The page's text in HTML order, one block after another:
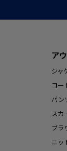
ア
ジャ
コー
パン
スカ
ブラ
ニッ